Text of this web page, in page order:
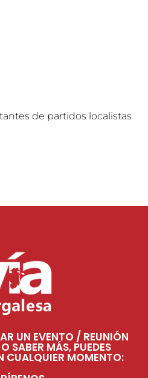
de partidos localistas
UN EVENTO / REUNIÓN
SABER MÁS, PUEDES
CUALQUIER MOMENTO: